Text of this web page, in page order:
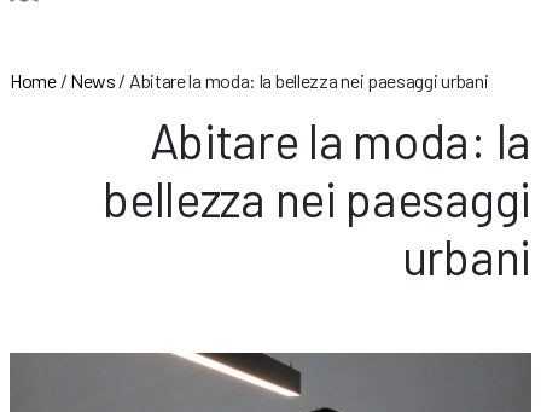
Home/ News / Abitare la moda: la bellezza nei paesaggi urbani
Abitare la moda: la
bellezza nei paesaggi
urbani